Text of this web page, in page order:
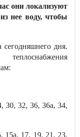
они локализуют
нее воду, чтобы
дня.
30, 32, 36, 36а, 34,
15а, 17, 19, 21, 23,